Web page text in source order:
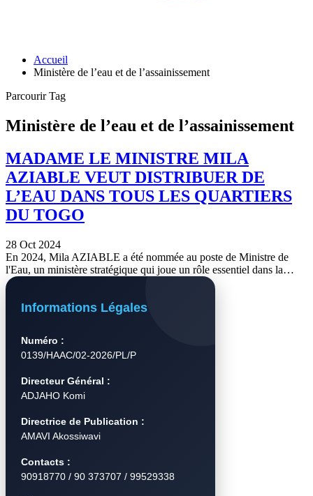
Accueil
Ministère de l’eau et de l’assainissement
Parcourir Tag
Ministère de l’eau et de l’assainissement
MADAME LE MINISTRE MILA
AZIABLE VEUT DISTRIBUER DE
L’EAU DANS TOUS LES QUARTIERS
DU TOGO
28 Oct 2024
En 2024, Mila AZIABLE a été nommée au poste de Ministre de
l'Eau, un ministère stratégique qui joue un rôle essentiel dans la…
Informations Légales
Numéro :
0139/HAAC/02-2026/PL/P
Directeur Général :
ADJAHO Komi
Directrice de Publication :
AMAVI Akossiwavi
Contacts :
90918770 / 90 373707 / 99529338